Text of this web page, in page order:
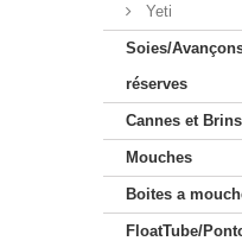
Yeti
Soies/
réserves
Cannes et Brins
Mouches
Boites a
FloatTube/